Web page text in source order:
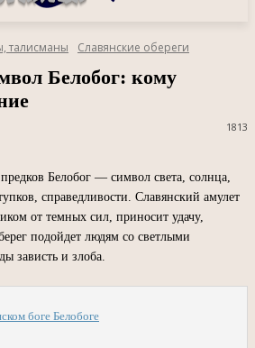
талисманы Славянские обереги
Белобог: кому
1813
Белобог — символ света, солнца,
справедливости. Славянский амулет
от темных сил, приносит удачу,
подойдет людям со светлыми
зависть и злоба.
боге Белобоге